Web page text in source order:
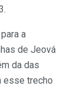
a
de Jeová
da das
esse trecho